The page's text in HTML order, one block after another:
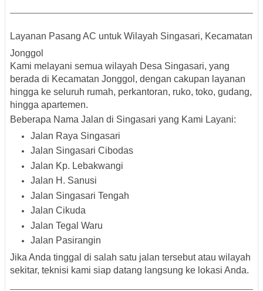
Layanan Pasang AC untuk Wilayah Singasari, Kecamatan
Jonggol
Kami melayani semua wilayah Desa Singasari, yang
berada di Kecamatan Jonggol, dengan cakupan layanan
hingga ke seluruh rumah, perkantoran, ruko, toko, gudang,
hingga apartemen.
Beberapa Nama Jalan di Singasari yang Kami Layani:
Jalan Raya Singasari
Jalan Singasari Cibodas
Jalan Kp. Lebakwangi
Jalan H. Sanusi
Jalan Singasari Tengah
Jalan Cikuda
Jalan Tegal Waru
Jalan Pasirangin
Jika Anda tinggal di salah satu jalan tersebut atau wilayah
sekitar, teknisi kami siap datang langsung ke lokasi Anda.